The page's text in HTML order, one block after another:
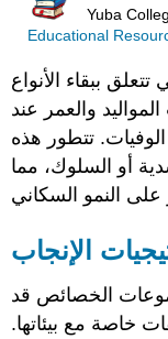
Yuba
Educational
ببقاء الأنواع
والعمر عند
تتطور هذه
أو السلوك، مما
الإنجاب
الخصائص قد
خاصة مع بيئاتها.